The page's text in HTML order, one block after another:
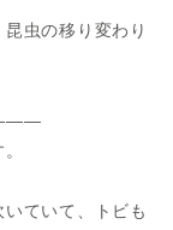
虫の移り変わり
ていて、トビも